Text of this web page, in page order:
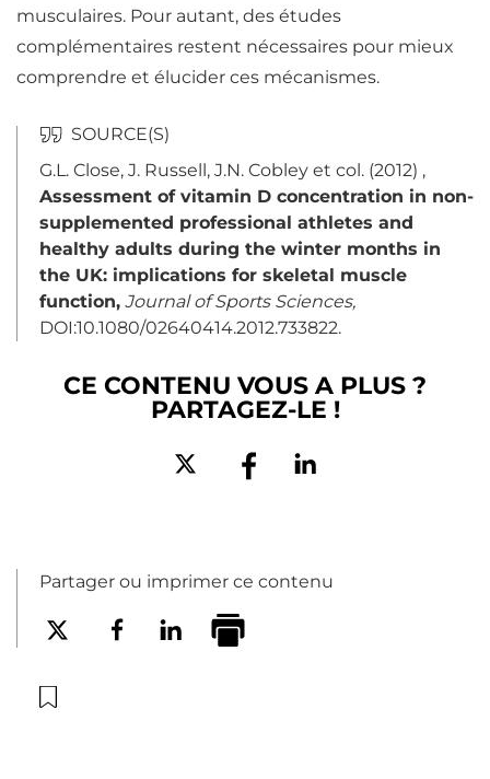
musculaires. Pour autant, des études
complémentaires restent nécessaires pour mieux
comprendre et élucider ces mécanismes.
G.L. Close, J. Russell, J.N. Cobley et col. (2012) ,
Assessment of vitamin D concentration in non-
supplemented professional athletes and
healthy adults during the winter months in
the UK: implications for skeletal muscle
function, Journal of Sports Sciences,
DOI:10.1080/02640414.2012.733822.
CE CONTENU VOUS A PLUS ?
PARTAGEZ-LE !
Partager ou imprimer ce contenu